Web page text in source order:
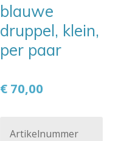
blauwe
druppel, klein,
per paar
€ 70,00
Artikelnummer